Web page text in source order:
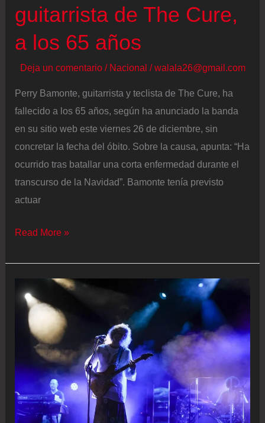
guitarrista de The Cure,
a los 65 años
Deja un comentario / Nacional /walala26@gmail.com
Perry Bamonte, guitarrista y teclista de The Cure, ha
fallecido a los 65 años, según ha anunciado la banda
en su sitio web este viernes 26 de diciembre, sin
concretar la fecha del óbito. Sobre la causa, apunta: “Ha
ocurrido tras batallar una corta enfermedad durante el
transcurso de la Navidad”. Bamonte tenía previsto
actuar
Muere
Bamonte,
guitarrista
de
The
Cure,
los
65
años
Read More »